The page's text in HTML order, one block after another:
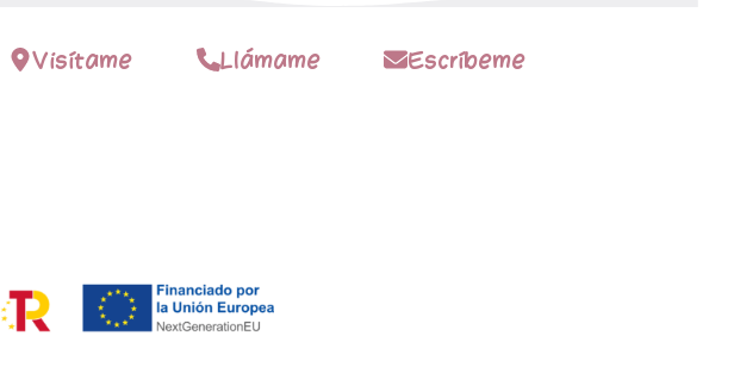
Visítame Llámame Escríbeme